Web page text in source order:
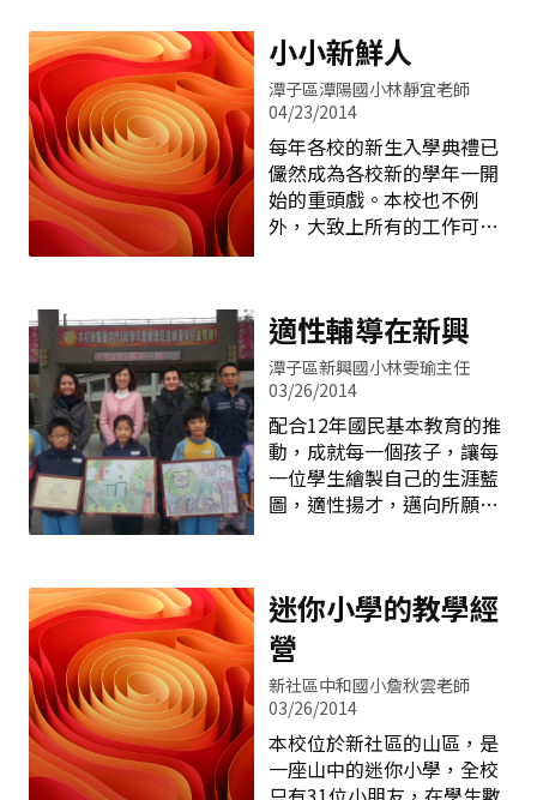
而言，不論是體力的消耗或
是精神上的壓力及專注力都
需要老師的指導，及家長的
鼓勵和體諒。尤其是家長，
要給孩子時間和
年學校的咖啡樹因不明因素
長不出咖啡豆，讓想做咖啡
的學生無可奈何，突然有人
說：「乾脆吃咖啡葉算
了！」ㄧ句說笑的話，幾個
男同學居然打賭生吃樹葉(強
烈不建議，像沒熟的芭樂
味)。事後還緊張兮兮怕中
能力比茶葉還出色。 好
奇心的驅使下，這群學生居
然就將家中生產和市場賣的
蔬菜水果，全部拿
就每一個孩子」的教育願
景，與美國聯邦政府的「不
放棄任何一個孩子」（No
Child Left Behind）法案有
著共同的教育理念，主要核
心都是設定一系列的品質保
證機制，培養具有生活實踐
能力的社會公民。 而「成就
能力差異學生「齊頭式平
等」補救教學與學習輔導而
已，卻是給予不同能力、不
同問題之學生「積極性差別
待遇」。因此十二年基本國
教重點之一，在於落實多元
適性入學輔導，期能以正向
與多元的態度，看見每位學
入學輔導可以運用正向心理
學理論，協助學生提升自我
幸福感，增加生活實踐
小小新鮮人
潭子區潭陽國小林靜宜老師
04/23/2014
每年各校的新生入學典禮已
儼然成為各校新的學年一開
始的重頭戲。本校也不例
外，大致上所有的工作可分
德美、樂作知識人。 事前：
1.特教班：本校設有多障班
一班、啟智班一班以及潛能
開發班兩班，在新生入學前
特教組長或特教教師會前往
各相關幼稚園、托兒所進行
屆齡訪視，並於6月份舉行
座談會；藉此可令家長多了
就讀本校的新生。 2.普通
班：與新接一年級的各班導
師進行座談會，一同準備所
有迎接新生的相關資料，並
請所有處室提供需宣導的事
項。 紙本資料： 1.教務處：
提供相關重大行事曆，方便
家長規劃家庭活動及行程。
適性輔導在新興
潭子區新興國小林雯瑜主任
03/26/2014
配合12年國民基本教育的推
動，成就每一個孩子，讓每
一位學生繪製自己的生涯藍
圖，適性揚才，邁向所願的
機會幫助孩子探索肯定他的
興趣、性向及能力，卻是在
國小階段就可實施的。 正因
為如此，本校的具體做法如
下所列： 一、成立社團活
動：共分為12種組別，分別
為躲避球A及B組、傳統技
藝：撥拉棒、扯鈴、太鼓、
迷你小學的教學經
營
新社區中和國小詹秋雲老師
03/26/2014
本校位於新社區的山區，是
一座山中的迷你小學，全校